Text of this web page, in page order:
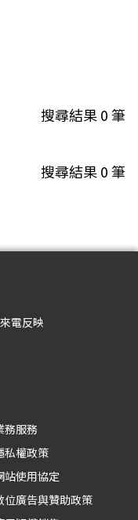
搜尋結果0筆
搜尋結果0筆
電反映
務服務
私權政策
站使用協定
位廣告與贊助政策